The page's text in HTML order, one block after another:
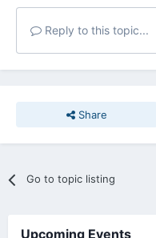
Reply to this topic...
Share
Go to topic listing
Upcoming Events